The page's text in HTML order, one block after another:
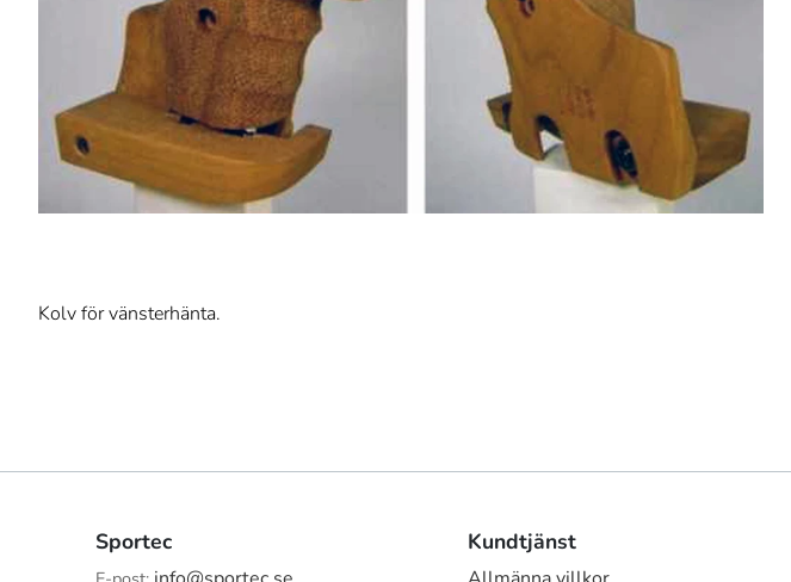
Kolv för vänsterhänta.
Sportec Kundtjänst